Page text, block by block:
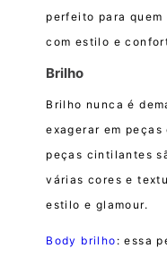
perfeito para
com estilo e
Brilho
Brilho nunca é
exagerar em
peças cintilantes
várias cores e
estilo e glamour.
Body brilho : essa